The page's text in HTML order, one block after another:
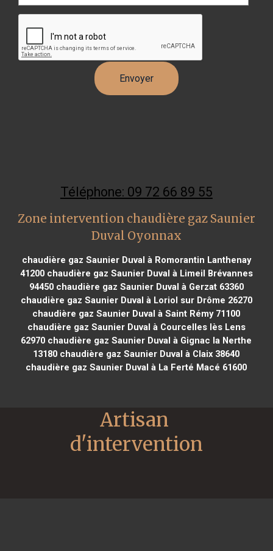
Téléphone: 09 72 66 89 55
Zone intervention chaudière gaz Saunier
Duval Oyonnax
chaudière gaz Saunier Duval à Romorantin Lanthenay
41200chaudière gaz Saunier Duval à Limeil Brévannes
94450chaudière gaz Saunier Duval à Gerzat 63360
chaudière gaz Saunier Duval à Loriol sur Drôme 26270
chaudière gaz Saunier Duval à Saint Rémy 71100
chaudière gaz Saunier Duval à Courcelles lès Lens
62970 chaudière gaz Saunier Duval à Gignac la Nerthe
13180 chaudière gaz Saunier Duval à Claix 38640
chaudière gaz Saunier Duval à La Ferté Macé 61600
Artisan
d'intervention